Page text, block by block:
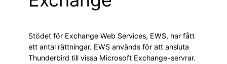
Stödet för Exchange Web Services, EWS, har fått
ett antal rättningar. EWS används för att ansluta
Thunderbird till vissa Microsoft Exchange-servrar.